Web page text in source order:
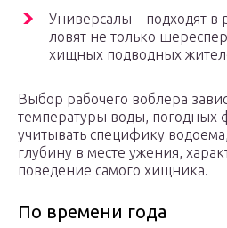
Универсалы – подходят в
ловят не только
хищных подводных
Выбор рабочего воблера
температуры воды, погодных
учитывать специфику
глубину в месте ужения,
поведение самого хищника.
По времени года